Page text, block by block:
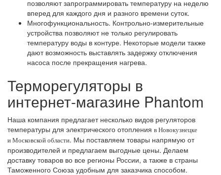
позволяют запрограммировать температуру на неделю
вперед для каждого дня и разного времени суток.
Многофункциональность. Контрольно-измерительные
устройства позволяют не только регулировать
температуру воды в контуре. Некоторые модели также
дают возможность выставлять задержку отключения
насоса после прекращения нагрева.
Терморегуляторы в
интернет-магазине Phantom
Наша компания предлагает несколько видов регуляторов
температуры для электрического отопления в Новокузнецке
и Московской области. Мы поставляем товары напрямую от
производителей и предлагаем выгодные цены. Делаем
доставку товаров во все регионы России, а также в страны
Таможенного Союза удобным для заказчика способом.